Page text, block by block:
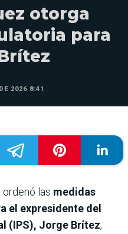
otorga
para
2026 8:41
ordenó las medidas
el expresidente del
(IPS), Jorge Brítez,